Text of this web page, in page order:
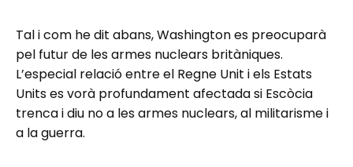
Tal i com he dit abans, Washington es preocuparà
pel futur de les armes nuclears britàniques.
L’especial relació entre el Regne Unit i els Estats
Units es vorà profundament afectada si Escòcia
trenca i diu no a les armes nuclears, al militarisme i
a la guerra.